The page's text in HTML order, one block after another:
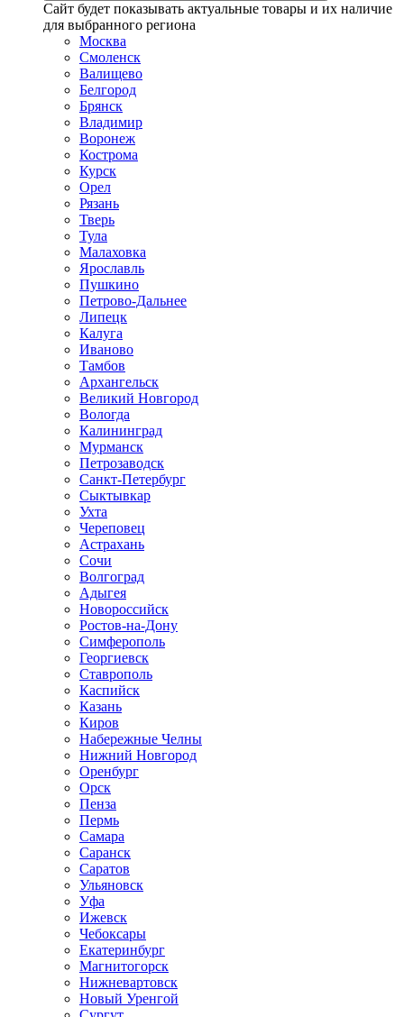
Сайт будет показывать актуальные товары и их наличие
для выбранного региона
Москва
Смоленск
Валищево
Белгород
Брянск
Владимир
Воронеж
Кострома
Курск
Орел
Рязань
Тверь
Тула
Малаховка
Ярославль
Пушкино
Петрово-Дальнее
Липецк
Калуга
Иваново
Тамбов
Архангельск
Великий Новгород
Вологда
Калининград
Мурманск
Петрозаводск
Санкт-Петербург
Сыктывкар
Ухта
Череповец
Астрахань
Сочи
Волгоград
Адыгея
Новороссийск
Ростов-на-Дону
Симферополь
Георгиевск
Ставрополь
Каспийск
Казань
Киров
Набережные Челны
Нижний Новгород
Оренбург
Орск
Пенза
Пермь
Самара
Саранск
Саратов
Ульяновск
Уфа
Ижевск
Чебоксары
Екатеринбург
Магнитогорск
Нижневартовск
Новый Уренгой